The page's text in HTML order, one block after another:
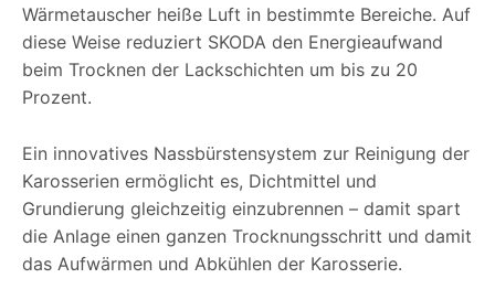
Wärmetauscher heiße Luft in bestimmte Bereiche. Auf
diese Weise reduziert SKODA den Energieaufwand
beim Trocknen der Lackschichten um bis zu 20
Prozent.
Ein innovatives Nassbürstensystem zur Reinigung der
Karosserien ermöglicht es, Dichtmittel und
Grundierung gleichzeitig einzubrennen – damit spart
die Anlage einen ganzen Trocknungsschritt und damit
das Aufwärmen und Abkühlen der Karosserie.